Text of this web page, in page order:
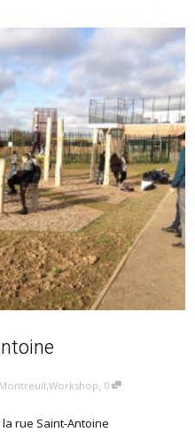
Montreuil,Workshop, 0
rue Saint-Antoine